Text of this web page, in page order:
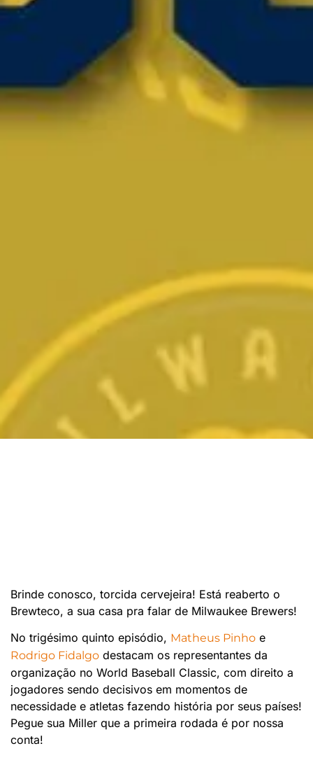
Brinde conosco, torcida cervejeira! Está reaberto o
Brewteco, a sua casa pra falar de Milwaukee Brewers!
No trigésimo quinto episódio, Matheus Pinho e
Rodrigo Fidalgo destacam os representantes da
organização no World Baseball Classic, com direito a
jogadores sendo decisivos em momentos de
necessidade e atletas fazendo história por seus países!
Pegue sua Miller que a primeira rodada é por nossa
conta!